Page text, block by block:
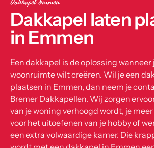
Dakkapel laten
in Emmen
Een dakkapel is de oplossing
woonruimte wilt creëren. Wil je een
plaatsen in Emmen, dan neem je
Bremer Dakkapellen. Wij zorgen
van je woning verhoogd wordt, je
voor het uitoefenen van je hobby of
een extra volwaardige kamer. Die